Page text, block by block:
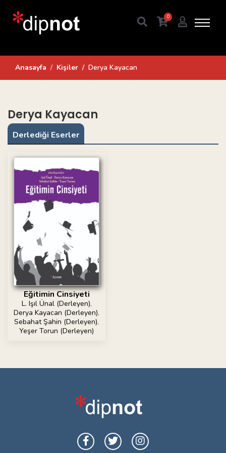
0
Anasayfa Kişiler Derya Kayacan
Derya Kayacan
Derlediği Eserler
Eğitimin Cinsiyeti
L. Işıl Ünal (Derleyen),
Derya Kayacan (Derleyen),
Sebahat Şahin (Derleyen),
Yeşer Torun (Derleyen)